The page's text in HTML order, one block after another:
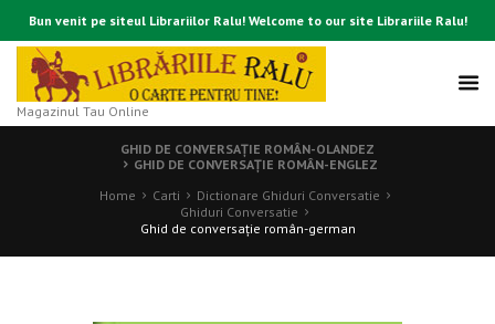
Bun venit pe siteul Librariilor Ralu! Welcome to our site Librariile Ralu!
Magazinul Tau Online
GHID DE CONVERSAŢIE ROMÂN-OLANDEZ
GHID DE CONVERSAŢIE ROMÂN-ENGLEZ
Home
Carti
Dictionare Ghiduri Conversatie
Ghiduri Conversatie
Ghid de conversaţie român-german